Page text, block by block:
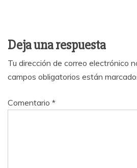
Deja una respuesta
Tu dirección de correo electrónico
campos obligatorios están
Comentario *